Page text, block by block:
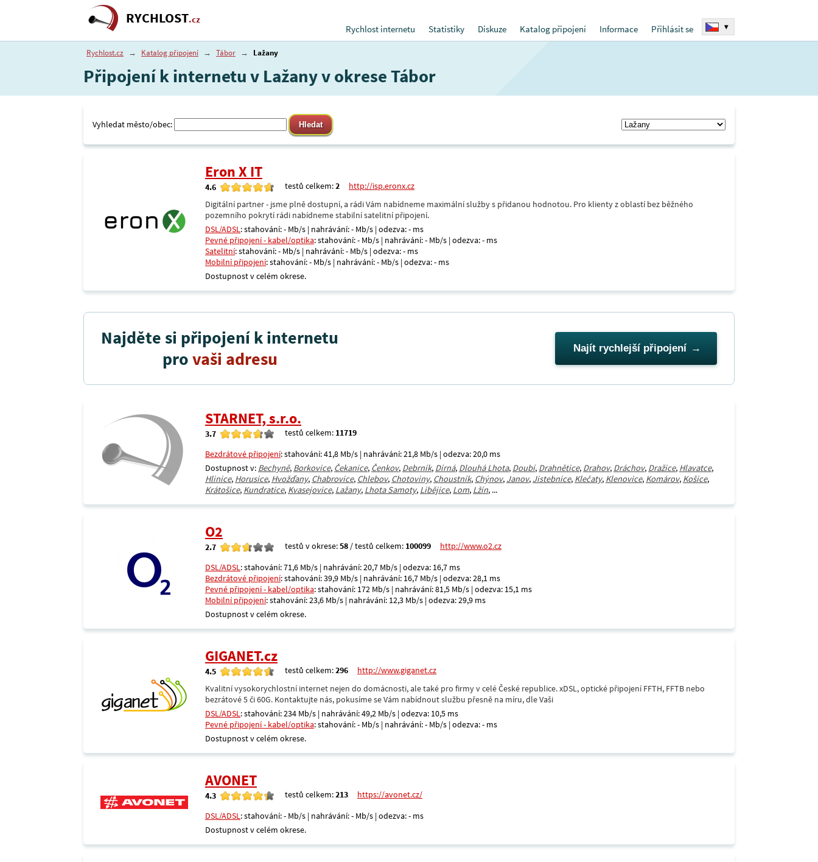
RYCHLOST.cz
Rychlost internetu
Statistiky Diskuze Katalog připojení Informace Přihlásit se ▾
Rychlost.cz → Katalog připojení → Tábor → Lažany
Připojení k internetu v Lažany v okrese Tábor
Vyhledat město/obec:
Eron X IT
4.6 testů celkem:2
http://isp.eronx.cz
Digitální partner - jsme plně dostupní, a rádi Vám nabídneme maximální služby s přidanou hodnotou. Pro klienty z oblastí bez běžného
pozemního pokrytí rádi nabídneme stabilní satelitní připojení.
DSL/ADSL: stahování: - Mb/s | nahrávání: - Mb/s | odezva: - ms
Pevné připojení - kabel/optika: stahování: - Mb/s | nahrávání: - Mb/s | odezva: - ms
Satelitní: stahování: - Mb/s | nahrávání: - Mb/s | odezva: - ms
Mobilní připojení: stahování: - Mb/s | nahrávání: - Mb/s | odezva: - ms
Dostupnost v celém okrese.
Najděte si připojení k internetu
provaši adresu Najít rychlejší připojení
STARNET, s.r.o.
3.7 testů celkem: 11719
Bezdrátové připojení: stahování: 41,8 Mb/s | nahrávání: 21,8 Mb/s | odezva: 20,0 ms
Dostupnost v: Bechyně, Borkovice, Čekanice, Čenkov, Debrník, Dírná, Dlouhá Lhota, Doubí, Drahnětice, Drahov, Dráchov, Dražice, Hlavatce,
Hlinice, Horusice, Hvožďany, Chabrovice, Chlebov, Chotoviny, Choustník, Chýnov, Janov, Jistebnice, Klečaty, Klenovice, Komárov, Košice,
Krátošice, Kundratice, Kvasejovice, Lažany, Lhota Samoty, Libějice, Lom, Lžín, ...
O2
2.7 testů v okrese:58 / testů celkem: 100099
http://www.o2.cz
DSL/ADSL: stahování: 71,6 Mb/s | nahrávání: 20,7 Mb/s | odezva: 16,7 ms
Bezdrátové připojení: stahování: 39,9 Mb/s | nahrávání: 16,7 Mb/s | odezva: 28,1 ms
Pevné připojení - kabel/optika: stahování: 172 Mb/s | nahrávání: 81,5 Mb/s | odezva: 15,1 ms
Mobilní připojení: stahování: 23,6 Mb/s | nahrávání: 12,3 Mb/s | odezva: 29,9 ms
Dostupnost v celém okrese.
GIGANET.cz
4.5 testů celkem:296
http://www.giganet.cz
Kvalitní vysokorychlostní internet nejen do domácnosti, ale také pro firmy v celé České republice. xDSL, optické připojení FFTH, FFTB nebo
bezrátové 5 či 60G. Kontaktujte nás, pokusíme se Vám nabídnout službu přesně na míru, dle Vaši
DSL/ADSL: stahování: 234 Mb/s | nahrávání: 49,2 Mb/s | odezva: 10,5 ms
Pevné připojení - kabel/optika: stahování: - Mb/s | nahrávání: - Mb/s | odezva: - ms
Dostupnost v celém okrese.
AVONET
4.3 testů celkem:213
https://avonet.cz/
DSL/ADSL: stahování: - Mb/s | nahrávání: - Mb/s | odezva: - ms
Dostupnost v celém okrese.